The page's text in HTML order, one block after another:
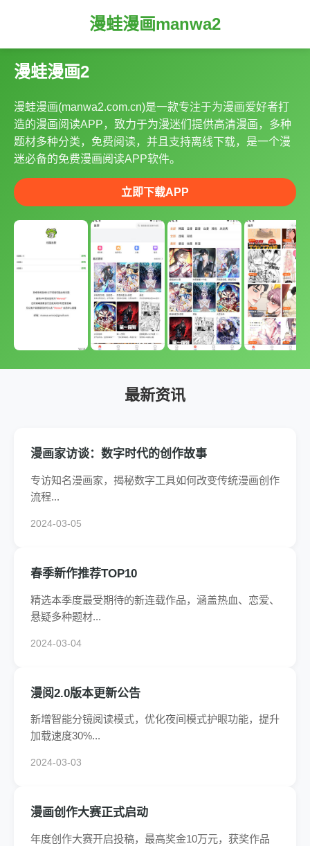
漫蛙漫画manwa2
漫蛙漫画2
漫蛙漫画(manwa2.com.cn)是一款专注于为漫画爱好者打
造的漫画阅读APP，致力于为漫迷们提供高清漫画，多种
题材多种分类，免费阅读，并且支持离线下载，是一个漫
迷必备的免费漫画阅读APP软件。
立即下载APP
最新资讯
漫画家访谈：数字时代的创作故事
专访知名漫画家，揭秘数字工具如何改变传统漫画创作
流程...
2024-03-05
春季新作推荐TOP10
精选本季度最受期待的新连载作品，涵盖热血、恋爱、
悬疑多种题材...
2024-03-04
漫阅2.0版本更新公告
新增智能分镜阅读模式，优化夜间模式护眼功能，提升
加载速度30%...
2024-03-03
漫画创作大赛正式启动
年度创作大赛开启投稿，最高奖金10万元，获奖作品